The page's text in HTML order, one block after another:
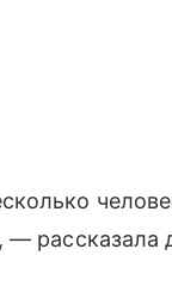
— рассказала